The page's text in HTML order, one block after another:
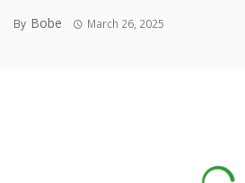
By Bobe March 26, 2025